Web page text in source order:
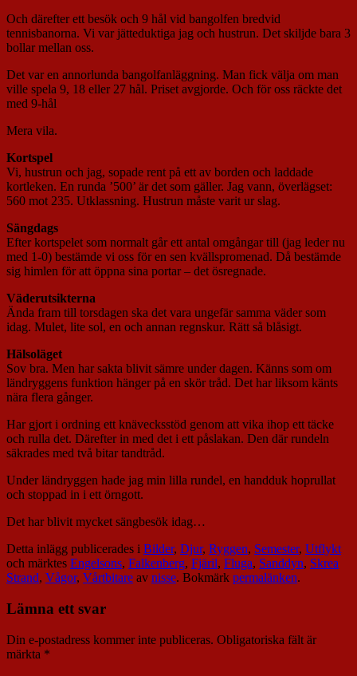
Och därefter ett besök och 9 hål vid bangolfen bredvid
tennisbanorna. Vi var jätteduktiga jag och hustrun. Det skiljde bara 3
bollar mellan oss.
Det var en annorlunda bangolfanläggning. Man fick välja om man
ville spela 9, 18 eller 27 hål. Priset avgjorde. Och för oss räckte det
med 9-hål
Mera vila.
Kortspel
Vi, hustrun och jag, sopade rent på ett av borden och laddade
kortleken. En runda ’500’ är det som gäller. Jag vann, överlägset:
560 mot 235. Utklassning. Hustrun måste varit ur slag.
Sängdags
Efter kortspelet som normalt går ett antal omgångar till (jag leder nu
med 1-0) bestämde vi oss för en sen kvällspromenad. Då bestämde
sig himlen för att öppna sina portar – det ösregnade.
Väderutsikterna
Ända fram till torsdagen ska det vara ungefär samma väder som
idag. Mulet, lite sol, en och annan regnskur. Rätt så blåsigt.
Hälsoläget
Sov bra. Men har sakta blivit sämre under dagen. Känns som om
ländryggens funktion hänger på en skör tråd. Det har liksom känts
nära flera gånger.
Har gjort i ordning ett knävecksstöd genom att vika ihop ett täcke
och rulla det. Därefter in med det i ett påslakan. Den där rundeln
säkrades med två bitar tandtråd.
Under ländryggen hade jag min lilla rundel, en handduk hoprullat
och stoppad in i ett örngott.
Det har blivit mycket sängbesök idag…
Detta inlägg publicerades i Bilder, Djur, Ryggen, Semester, Utflykt
och märktes Engelsons, Falkenberg, Fjäril, Fluga, Sanddyn, Skrea
Strand, Vågor, Vårtbitare av nisse. Bokmärk permalänken.
Lämna ett svar
Din e-postadress kommer inte publiceras. Obligatoriska fält är
märkta *